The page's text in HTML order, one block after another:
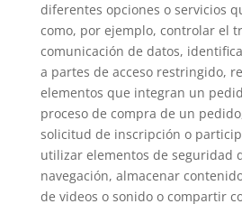
diferentes opciones o servicios
como, por ejemplo, controlar el
comunicación de datos,
a partes de acceso restringido,
elementos que integran un
proceso de compra de un
solicitud de inscripción o
utilizar elementos de seguridad
navegación, almacenar
de videos o sonido o compartir